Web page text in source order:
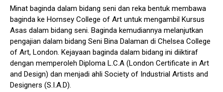
Minat baginda dalam bidang seni dan reka bentuk membawa
baginda ke Hornsey College of Art untuk mengambil Kursus
Asas dalam bidang seni. Baginda kemudiannya melanjutkan
pengajian dalam bidang Seni Bina Dalaman di Chelsea College
of Art, London. Kejayaan baginda dalam bidang ini diiktiraf
dengan memperoleh Diploma L.C.A (London Certificate in Art
and Design) dan menjadi ahli Society of Industrial Artists and
Designers (S.I.A.D).